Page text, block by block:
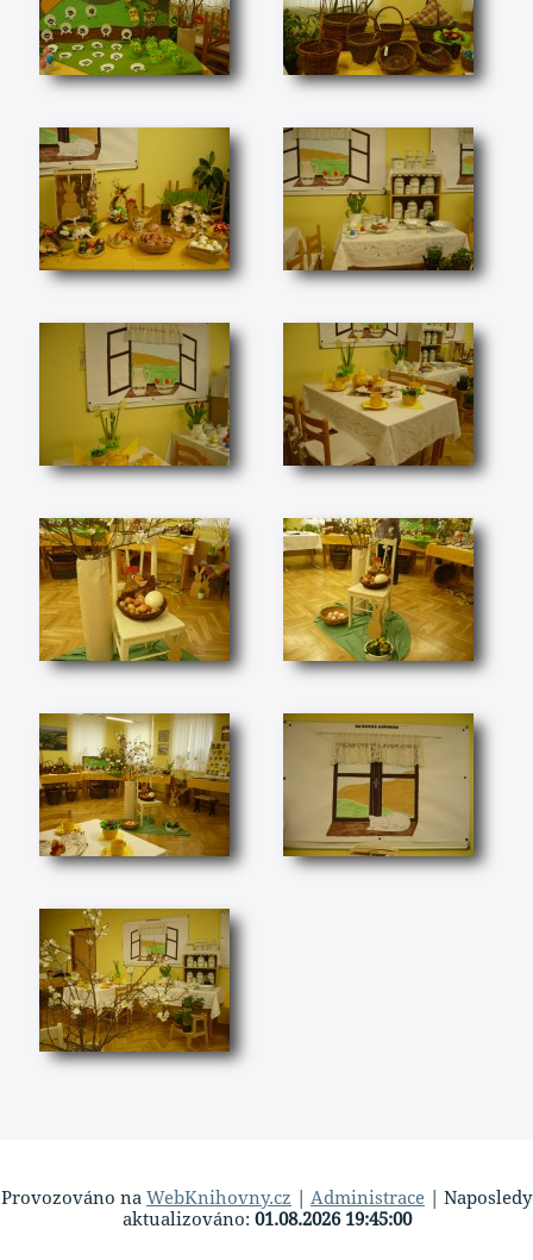
Provozováno na WebKnihovny.cz Administrace | Naposledy
aktualizováno: 01.08.2026 19:45:00